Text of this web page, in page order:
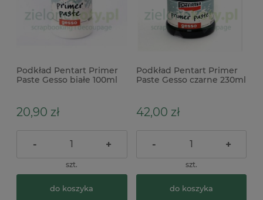
Podkład Pentart Primer
Paste Gesso białe 100ml
20,90 zł
- +
szt.
do koszyka
Podkład Pentart Primer
Paste Gesso czarne 230ml
42,00 zł
- +
szt.
do koszyka